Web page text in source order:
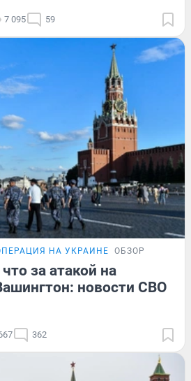
7 095 59
НА УКРАИНЕ ОБЗОР
за атакой на
новости СВО
362